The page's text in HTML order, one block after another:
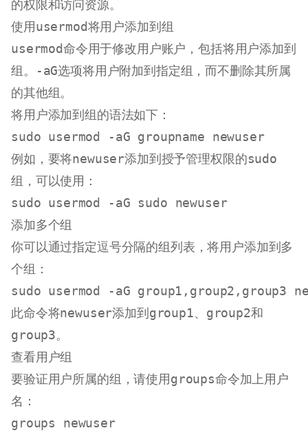
的权限和访问资源。
使用usermod将用户添加到组
usermod命令用于修改用户账户，包括将用户添加到
组。
-aG选项将用户附加到指定组，而不删除其所属
的其他组。
将用户添加到组的语法如下：
sudo
usermod -aG groupname newuser
例如，要将newuser添加到授予管理权限的sudo
组，可以使用：
sudo usermod -aG sudo
newuser
添加多个组
你可以通过指定逗号分隔的组列表，将用户添加到多
个组：
sudo
此命令将newuser添加到 group1、 group2和
group3。
查看用户组
要验证用户所属的组，请使用groups命令加上用户
名：
groups
newuser